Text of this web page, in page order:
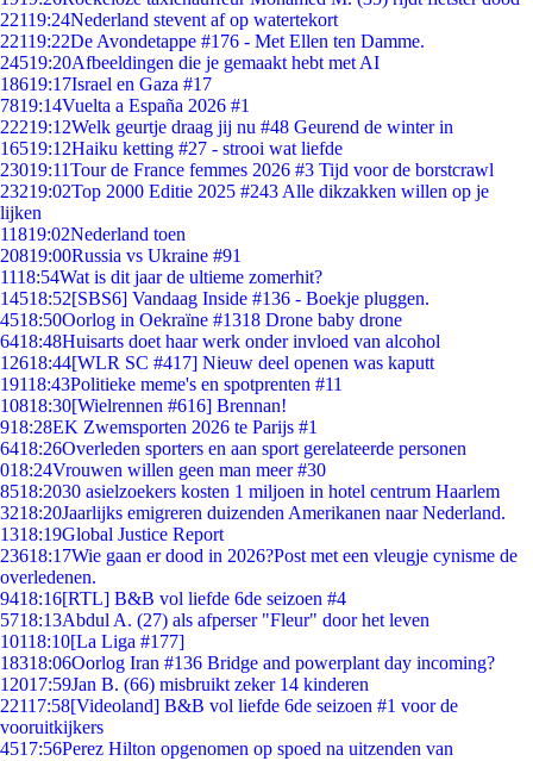
22119:24Nederland stevent af op watertekort
22119:22De Avondetappe #176 - Met Ellen ten Damme.
24519:20Afbeeldingen die je gemaakt hebt met AI
18619:17Israel en Gaza #17
7819:14Vuelta a España 2026 #1
22219:12Welk geurtje draag jij nu #48 Geurend de winter in
16519:12Haiku ketting #27 - strooi wat liefde
23019:11Tour de France femmes 2026 #3 Tijd voor de borstcrawl
23219:02Top 2000 Editie 2025 #243 Alle dikzakken willen op je
lijken
11819:02Nederland toen
20819:00Russia vs Ukraine #91
1118:54Wat is dit jaar de ultieme zomerhit?
14518:52[SBS6] Vandaag Inside #136 - Boekje pluggen.
4518:50Oorlog in Oekraïne #1318 Drone baby drone
6418:48Huisarts doet haar werk onder invloed van alcohol
12618:44[WLR SC #417] Nieuw deel openen was kaputt
19118:43Politieke meme's en spotprenten #11
10818:30[Wielrennen #616] Brennan!
918:28EK Zwemsporten 2026 te Parijs #1
6418:26Overleden sporters en aan sport gerelateerde personen
018:24Vrouwen willen geen man meer #30
8518:2030 asielzoekers kosten 1 miljoen in hotel centrum Haarlem
3218:20Jaarlijks emigreren duizenden Amerikanen naar Nederland.
1318:19Global Justice Report
23618:17Wie gaan er dood in 2026?Post met een vleugje cynisme de
overledenen.
9418:16[RTL] B&B vol liefde 6de seizoen #4
5718:13Abdul A. (27) als afperser "Fleur" door het leven
10118:10[La Liga #177]
18318:06Oorlog Iran #136 Bridge and powerplant day incoming?
12017:59Jan B. (66) misbruikt zeker 14 kinderen
22117:58[Videoland] B&B vol liefde 6de seizoen #1 voor de
vooruitkijkers
4517:56Perez Hilton opgenomen op spoed na uitzenden van